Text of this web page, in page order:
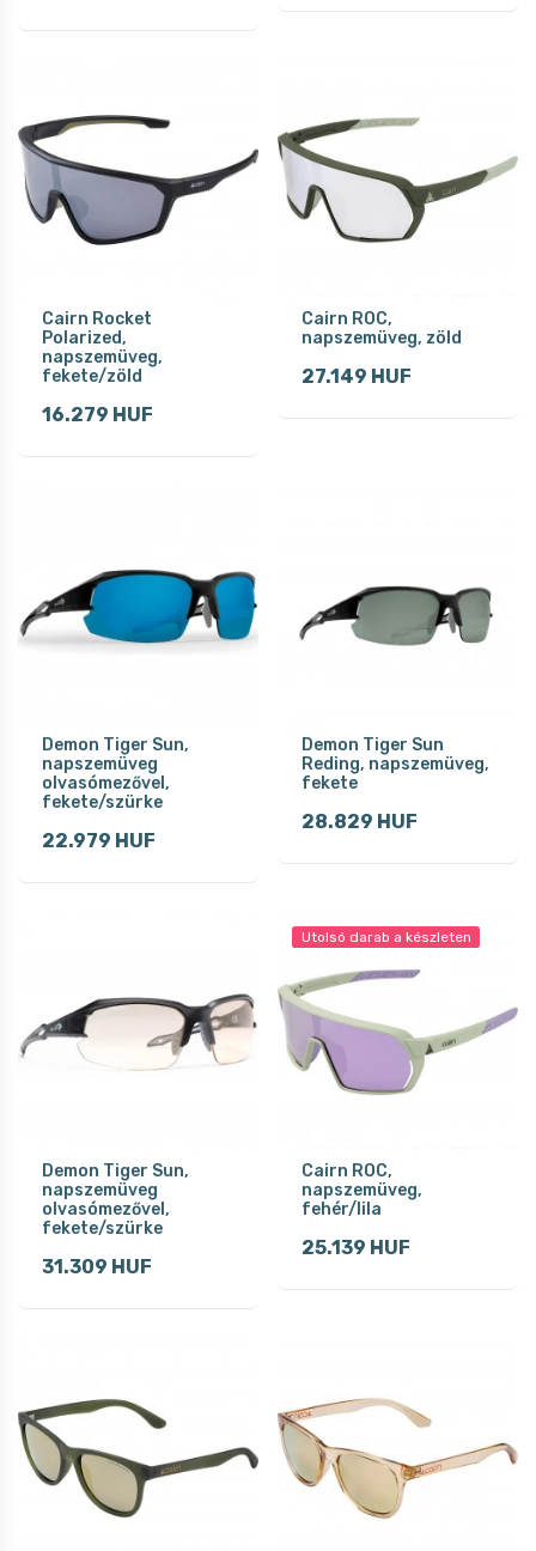
Cairn Rocket
Polarized,
napszemüveg,
fekete/zöld
16.279 HUF
Cairn ROC,
napszemüveg, zöld
27.149 HUF
Demon Tiger Sun,
napszemüveg
olvasómezővel,
fekete/szürke
22.979 HUF
Demon Tiger Sun
Reding, napszemüveg,
fekete
28.829 HUF
Demon Tiger Sun,
napszemüveg
olvasómezővel,
fekete/szürke
31.309 HUF
Utolsó darab a készleten
Cairn ROC,
napszemüveg,
fehér/lila
25.139 HUF